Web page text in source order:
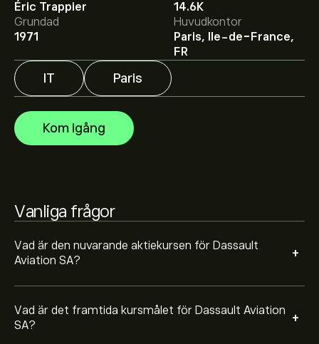
Éric Trappier
14.6K
Grundad
1971
Huvudkontor
Paris, Ile-de-France,
FR
IT Paris
Kom igång
Vanliga frågor
Vad är den nuvarande aktiekursen för Dassault
Aviation SA?
+
Vad är det framtida kursmålet för Dassault Aviation
SA?
+
Det genomsnittliga kursmålet för Dassault Aviation SA
är 316.60‎€‎.
hos eToro för att få
detaljerade prisprognoser och kursmål från
framstående aktieanalytiker.
Aktieanalytiker erbjuder prisprognoser för Dassault
Aviation SA baserat på marknadstrender, finansiella
rapporter och förväntad tillväxt. Se den senaste
prognosen för framtida prisrörelser.
Börsvärdet för Dassault Aviation SA är 24.16B‎€‎